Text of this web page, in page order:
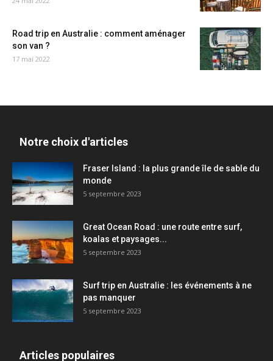
Road trip en Australie : comment aménager
son van ?
17 mai 2022
Notre choix d'articles
Fraser Island : la plus grande île de sable du
monde
5 septembre 2023
Great Ocean Road : une route entre surf,
koalas et paysages...
5 septembre 2023
Surf trip en Australie : les événements à ne
pas manquer
5 septembre 2023
Articles populaires